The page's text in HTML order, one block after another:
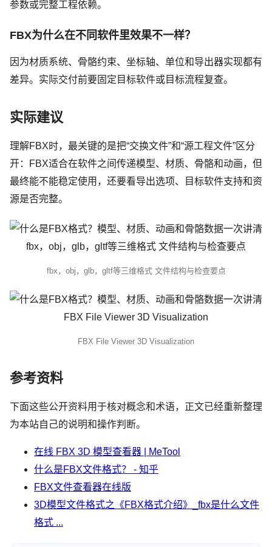
参数或完整工程依赖。
FBX为什么在不同软件里效果不一样？
因为材质系统、骨骼约束、坐标轴、单位和导出器实现都有
差异。实际交付前要固定目标软件或目标流程复查。
实际建议
理解FBX时，最关键的是把“交换文件”和“源工程文件”区分
开：FBX适合在软件之间传递模型、材质、骨骼和动画，但
最终能不能稳定使用，还要看导出选项、目标软件支持和资
源是否完整。
fbx，obj，glb，gltf等三维格式 文件结构与检查要点
FBX File Viewer 3D Visualization
参考资料
下面这些公开资料用于核对概念和术语，正文已经重新整理
为本站自己的说明和操作判断。
在线 FBX 3D 模型查看器 | MeTool
什么是FBX文件格式？ - 知乎
FBX文件查看器在线版
3D模型文件格式之《FBX格式介绍》_fbx是什么文件
格式 ...